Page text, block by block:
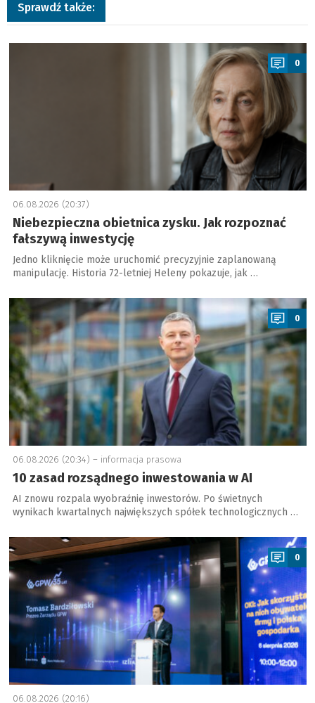
Sprawdź także:
a
0
06.08.2026 (20:37)
Niebezpieczna obietnica zysku. Jak rozpoznać
fałszywą inwestycję
Jedno kliknięcie może uruchomić precyzyjnie zaplanowaną
manipulację. Historia 72-letniej Heleny pokazuje, jak …
a
0
06.08.2026 (20:34) – informacja prasowa
10 zasad rozsądnego inwestowania w AI
AI znowu rozpala wyobraźnię inwestorów. Po świetnych
wynikach kwartalnych największych spółek technologicznych …
a
0
06.08.2026 (20:16)